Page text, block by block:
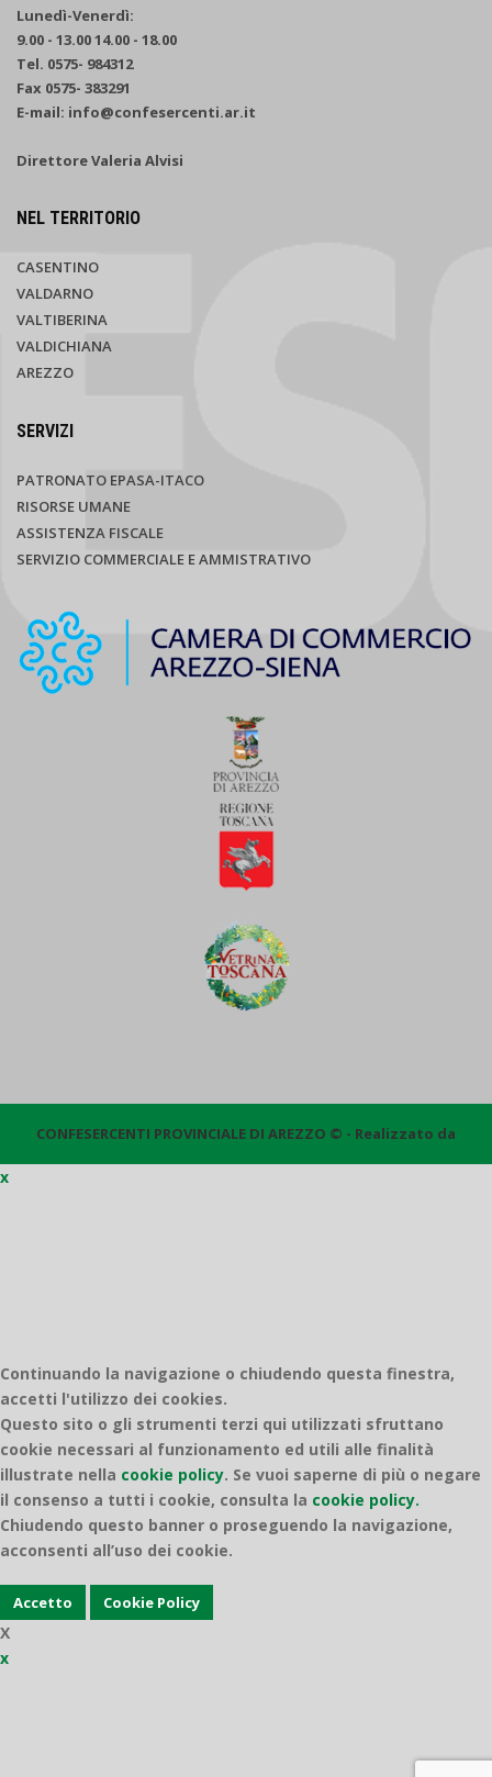
Lunedì-Venerdì:
9.00 - 13.00 14.00 - 18.00
Tel. 0575- 984312
Fax 0575- 383291
E-mail: info@confesercenti.ar.it
Direttore Valeria Alvisi
NEL TERRITORIO
CASENTINO
VALDARNO
VALTIBERINA
VALDICHIANA
AREZZO
SERVIZI
PATRONATO EPASA-ITACO
RISORSE UMANE
ASSISTENZA FISCALE
SERVIZIO COMMERCIALE E AMMISTRATIVO
CONFESERCENTI PROVINCIALE DI AREZZO © - Realizzato da
x
Continuando la navigazione o chiudendo questa finestra,
accetti l'utilizzo dei cookies.
Questo sito o gli strumenti terzi qui utilizzati sfruttano
cookie necessari al funzionamento ed utili alle finalità
illustrate nella cookie policy. Se vuoi saperne di più o negare
il consenso a tutti i cookie, consulta la cookie policy.
Chiudendo questo banner o proseguendo la navigazione,
acconsenti all’uso dei cookie.
Accetto Cookie Policy
X
x